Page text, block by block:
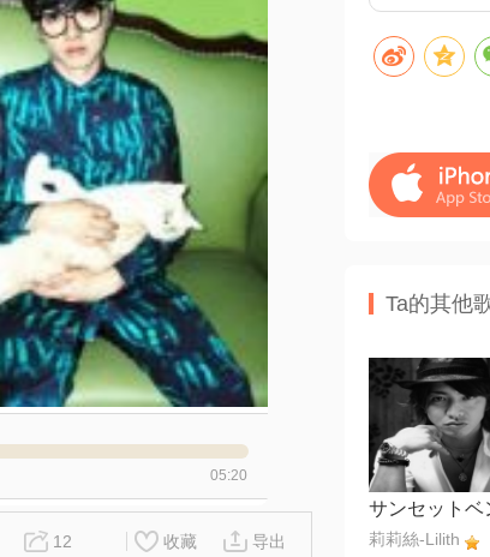
05:20
12 收藏 导出
Ta的其他
莉莉絲-Lilith